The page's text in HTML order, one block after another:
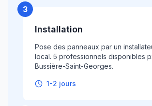
3
Installation
Pose des panneaux par un
local. 5 professionnels disponibles
Bussière-Saint-Georges.
1-2 jours